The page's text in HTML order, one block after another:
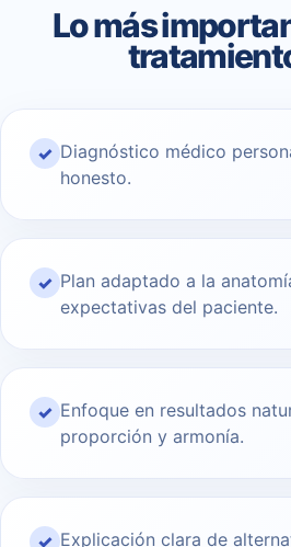
Lo más
✓ Diagnóstico médico
honesto.
✓ Plan adaptado a la
expectativas del paciente.
✓ Enfoque en resultados
proporción y armonía.
✓ Explicación clara de